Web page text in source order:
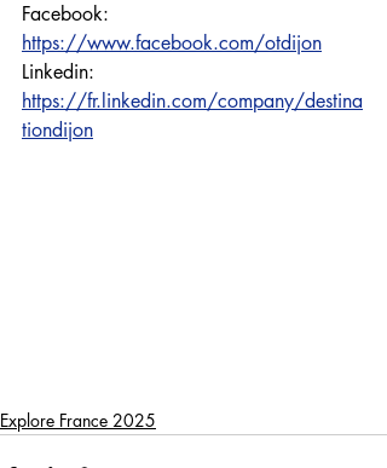
Facebook:
https://www.facebook.com/otdijon
Linkedin:
https://fr.linkedin.com/company/destina
tiondijon
Explore France 2025